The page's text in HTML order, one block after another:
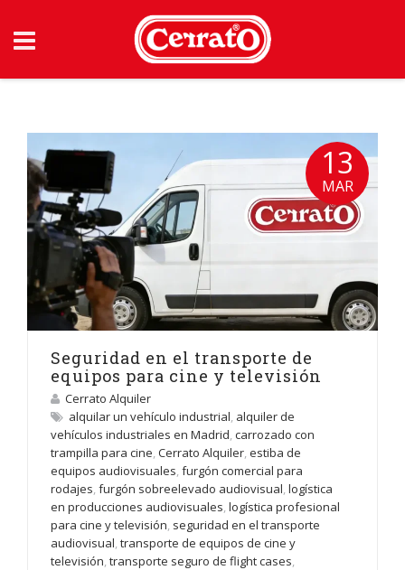
13
MAR
Seguridad en el transporte de
equipos para cine y televisión
Cerrato Alquiler
alquilar un vehículo industrial, alquiler de
vehículos industriales en Madrid, carrozado con
trampilla para cine, Cerrato Alquiler, estiba de
equipos audiovisuales, furgón comercial para
rodajes, furgón sobreelevado audiovisual, logística
en producciones audiovisuales, logística profesional
para cine y televisión, seguridad en el transporte
audiovisual, transporte de equipos de cine y
televisión, transporte seguro de flight cases,